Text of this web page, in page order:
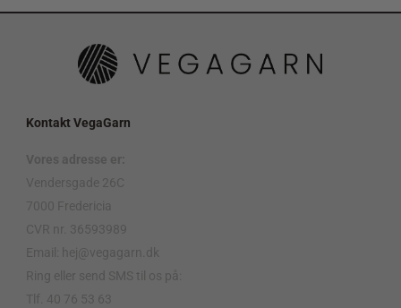
Kontakt VegaGarn
Vores adresse er:
Vendersgade 26C
7000 Fredericia
CVR nr. 36593989
Email: hej@vegagarn.dk
Ring eller send SMS til os på:
Tlf. 40 76 53 63